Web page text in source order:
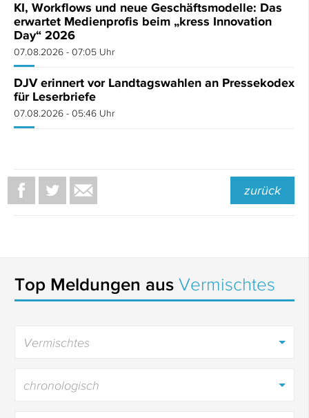
KI, Workflows und neue Geschäftsmodelle: Das
erwartet Medienprofis beim „kress Innovation
Day“ 2026
07.08.2026 - 07:05 Uhr
DJV erinnert vor Landtagswahlen an Pressekodex
für Leserbriefe
07.08.2026 - 05:46 Uhr
zurück
Top Meldungen aus Vermischtes
Vermischtes
chronologisch